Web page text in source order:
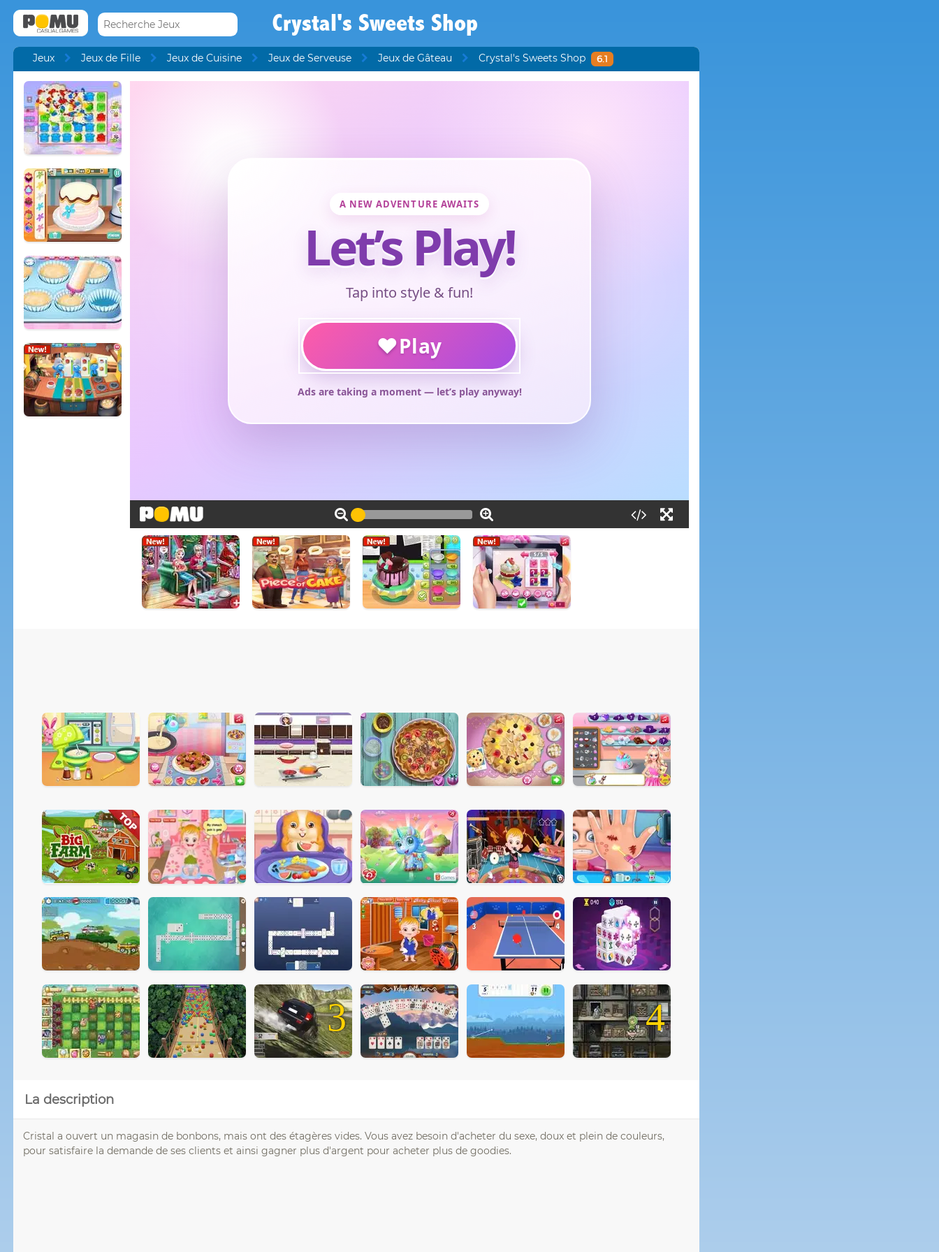
Crystal's Sweets Shop
Jeux Jeux de Fille Jeux de Cuisine Jeux de Serveuse Jeux de Gâteau Crystal's Sweets Shop 6.1
3 4
La description
Cristal a ouvert un magasin de bonbons, mais ont des étagères vides. Vous avez besoin d'acheter du sexe, doux et plein de couleurs,
pour satisfaire la demande de ses clients et ainsi gagner plus d'argent pour acheter plus de goodies.